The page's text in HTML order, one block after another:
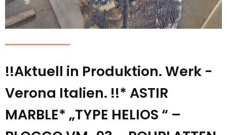
!!Aktuell in Produktion. Werk -
Verona Italien. !!* ASTIR
MARBLE* „TYPE HELIOS “ –